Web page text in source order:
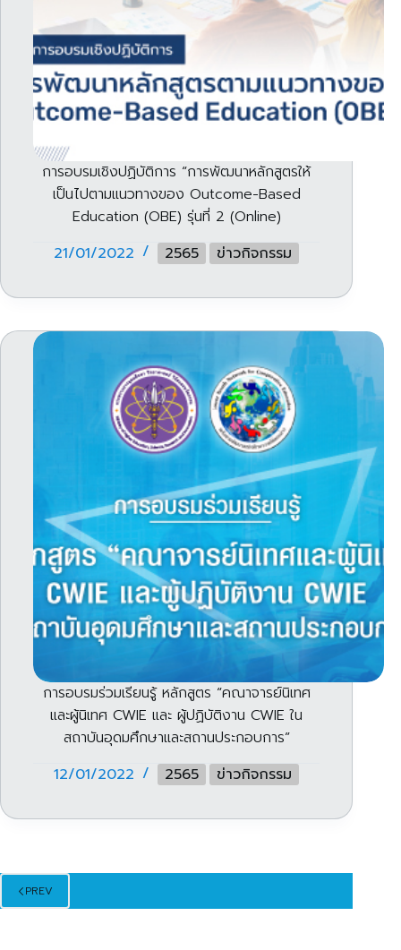
การอบรมเชิงปฏิบัติการ “การพัฒนาหลักสูตรให้
เป็นไปตามแนวทางของ Outcome-Based
Education (OBE) รุ่นที่ 2 (Online)
21/01/2022
2565 ข่าวกิจกรรม
การอบรมร่วมเรียนรู้ หลักสูตร “คณาจารย์นิเทศ
และผู้นิเทศ CWIE และ ผู้ปฏิบัติงาน CWIE ใน
สถาบันอุดมศึกษาและสถานประกอบการ”
12/01/2022
2565 ข่าวกิจกรรม
PREV